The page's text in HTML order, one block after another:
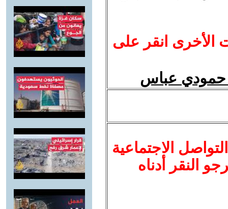
الأخرى انقر على
حمودي عباس
الاجتماعية
النقر أدناه